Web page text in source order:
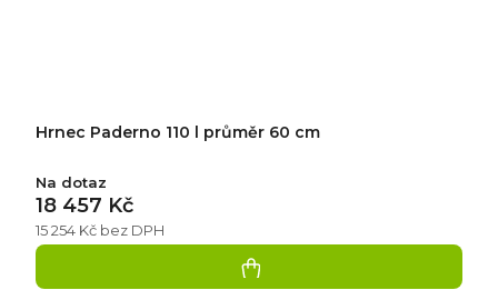
Hrnec Paderno 110 l průměr 60 cm
Na dotaz
15 254 Kč bez DPH
18 457 Kč